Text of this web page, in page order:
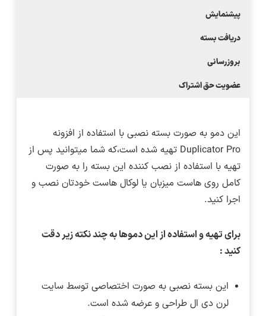
پیشنمایش
دریافت بسته
بروزرسانی
عضویت حق اشتراک
این دمو به صورت بسته نصبی با استفاده از افزونه
Duplicator Pro تهیه شده است،که شما میتوانید پس از
تهیه با استفاده از نصب کننده این بسته را به صورت
کامل روی هاست میزبان یا لوکال هاست خودتان نصب و
اجرا کنید.
برای تهیه و استفاده از این دموها به چند نکته زیر دقت
کنید :
این بسته نصبی به صورت اختصاصی توسط سایت
لرن دی ال طراحی و عرضه شده است.